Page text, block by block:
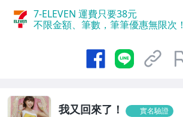
7-ELEVEN 運費只要38元
不限金額、筆數，筆筆優惠無限次！
我又回來了！ 實名驗證